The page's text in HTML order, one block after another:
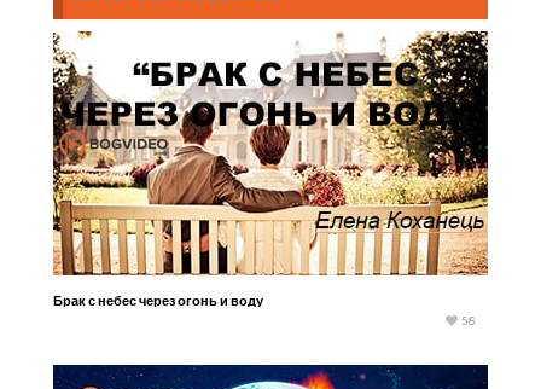
Брак с небес через огонь и воду
58